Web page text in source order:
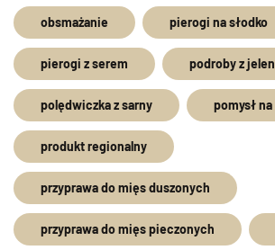
obsmażanie pierogi na słodko
pierogi z serem podroby z
polędwiczka z sarny pomysł
produkt regionalny
przyprawa do mięs duszonych
przyprawa do mięs pieczonych